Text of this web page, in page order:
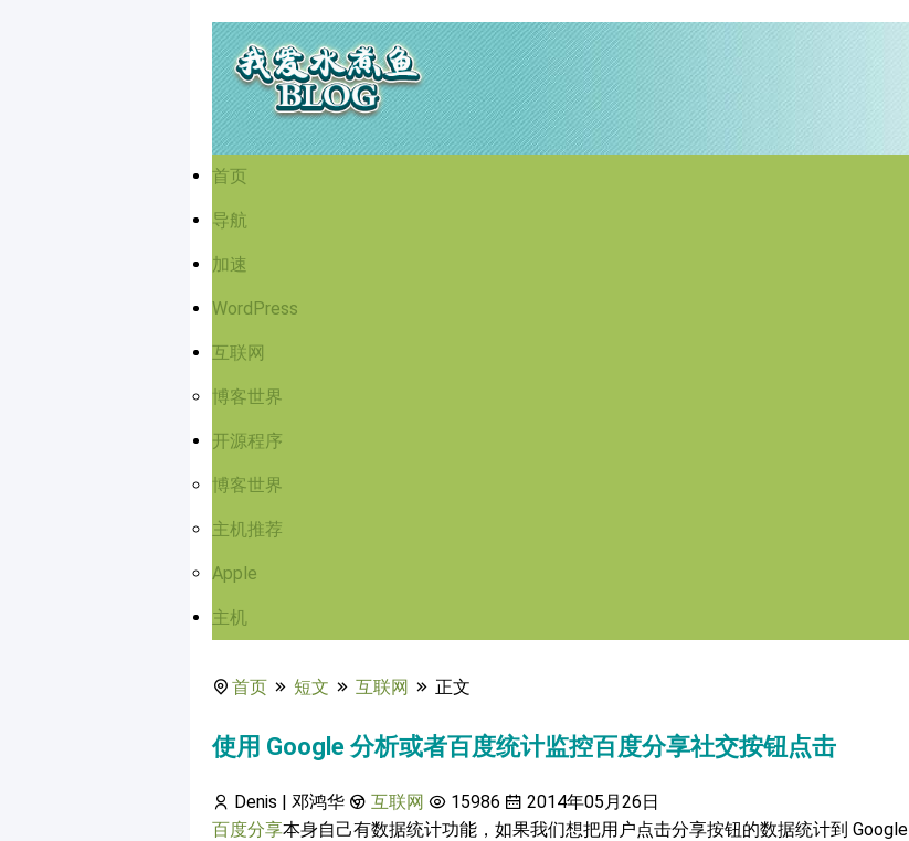
首页
导航
加速
WordPress
互联网
博客世界
开源程序
博客世界
主机推荐
Apple
主机
首页 短文 互联网 正文
使用 Google 分析或者百度统计监控百度分享社交按钮点击
Denis | 邓鸿华 互联网 15986
2014年05月26日
百度分享本身自己有数据统计功能，如果我们想把用户点击分享按钮的数据统计到 Google